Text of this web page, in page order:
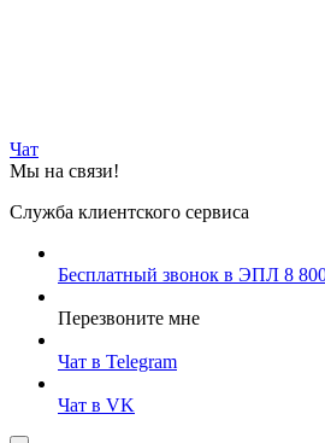
Чат
Мы на связи!
Служба клиентского сервиса
Бесплатный звонок в ЭПЛ 8
Перезвоните мне
Чат в Telegram
Чат в VK